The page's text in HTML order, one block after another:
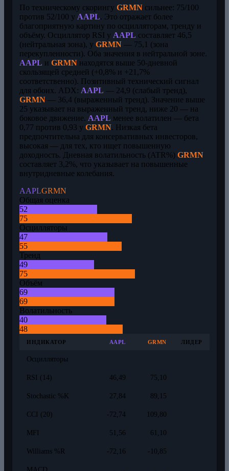
По техническому скорингу GRMN сильнее: 75/100
против 52/100 у AAPL. Это отражает более
благоприятную картину по осцилляторам, тренду и
объёму. Осциллятор RSI у AAPL составляет 46,5
(нейтральная зона), у GRMN — 75,1 (зона
перекупленности). Оба значения в нейтральной зоне.
AAPL и GRMN находятся выше 50-дневной
скользящей средней (+0,8% и +21,7%
соответственно). Позитивный технический сигнал
для обоих. ADX: AAPL — 24,9 (слабый тренд),
GRMN — 36,4 (выраженный тренд). Значение выше
25 указывает на выраженный тренд, ниже 20 — на
боковое движение. AAPL менее волатилен — бета
0,77 против 0,93 у GRMN. Низкая бета
предпочтительна для консервативных инвесторов,
высокая — для тех, кто ищет повышенную
доходность. Дневная волатильность (ATR%) GRMN
составляет 3,2%, что указывает на повышенные
внутридневные колебания.
AAPLGRMN
Общая оценка
52
75
Осцилляторы
47
55
Тренд
49
75
Объём
69
69
Волатильность
40
48
ИНДИКАТОР AAPL GRMN ЛИДЕР
Осцилляторы
RSI (14) 46,49 75,10
Stochastic %K 27,84 89,15
CCI (20) -72,74 109,80
MFI 51,56 61,10
Williams %R -72,16 -10,85